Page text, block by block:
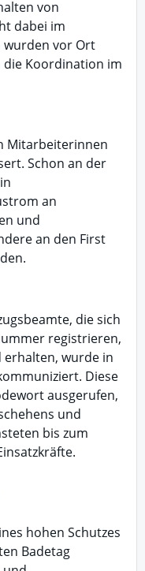
von
dabei im
wurden vor Ort
Koordination im
Mitarbeiterinnen
Schon an der
an
und
an den First
die sich
registrieren,
erhalten, wurde in
Diese
ausgerufen,
und
bis zum
hohen Schutzes
Badetag